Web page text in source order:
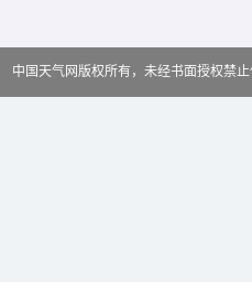
中国天气网版权所有，未经书面授权